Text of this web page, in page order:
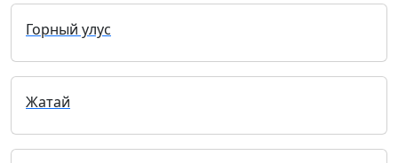
Горный улус
Жатай